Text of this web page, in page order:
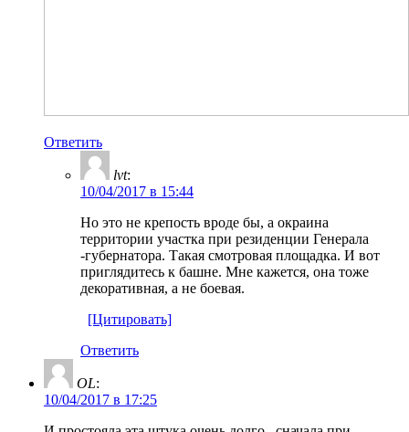
Ответить
lvt:
10/04/2017 в 15:44
Но это не крепость вроде бы, а окраина
территории участка при резиденции Генерала
-губернатора. Такая смотровая площадка. И вот
приглядитесь к башне. Мне кажется, она тоже
декоративная, а не боевая.
[Цитировать]
Ответить
OL:
10/04/2017 в 17:25